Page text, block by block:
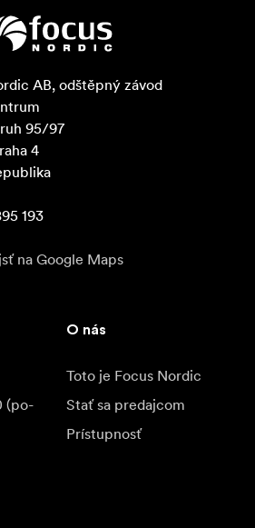
AB, odštěpný závod
95/97
4
193
na Google Maps
(po-
O nás
Toto je Focus Nordic
Stať sa predajcom
Prístupnosť